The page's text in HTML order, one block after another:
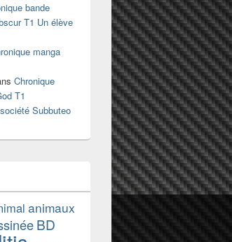
bande
T1 Un élève
manga
Chronique
T1
Subbuteo
animaux
BD